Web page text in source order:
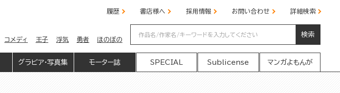
履歴 書店様へ 採用情報 お問い合わせ 詳細検索
コメディ 王子 浮気 勇者 ほのぼの
検索
グラビア・写真集 モーター誌 SPECIAL Sublicense マンガよもんが